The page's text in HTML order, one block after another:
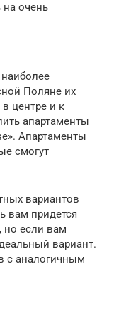
на очень
Поляне их
центре и к
апартаменты
Апартаменты
смогут
вариантов
вам придется
но если вам
вариант.
с аналогичным